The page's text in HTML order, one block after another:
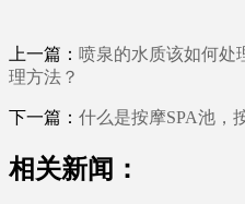
上一篇： 喷泉的水质该如何处
理方法？
下一篇： 什么是按摩SPA池，
相关新闻：